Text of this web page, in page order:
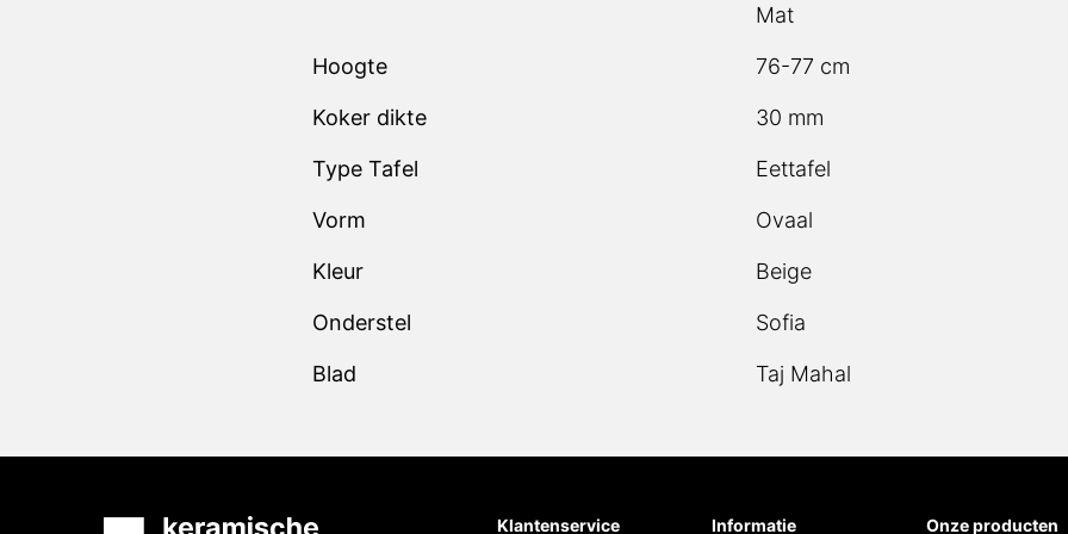
Mat
Hoogte 76-77 cm
Koker dikte 30 mm
Type Tafel Eettafel
Vorm Ovaal
Kleur Beige
Onderstel Sofia
Blad Taj Mahal
Klantenservice Informatie Onze producten